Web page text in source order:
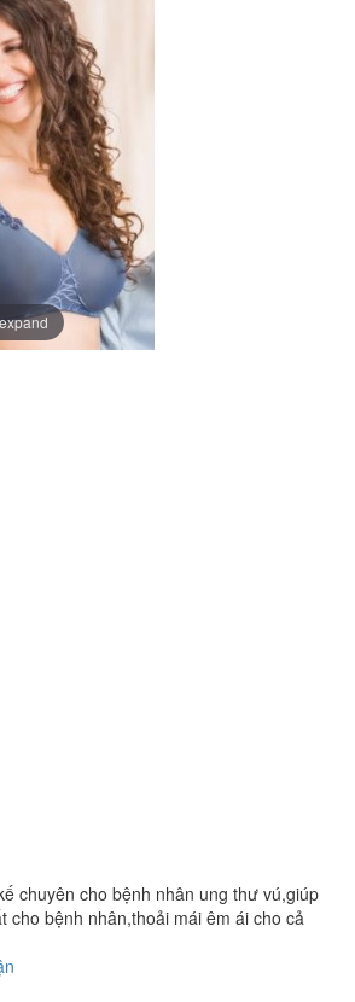
chuyên cho bệnh nhân ung thư vú,giúp
cho bệnh nhân,thoải mái êm ái cho cả